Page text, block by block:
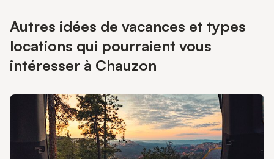
Autres idées de vacances et types
locations qui pourraient vous
intéresser à Chauzon